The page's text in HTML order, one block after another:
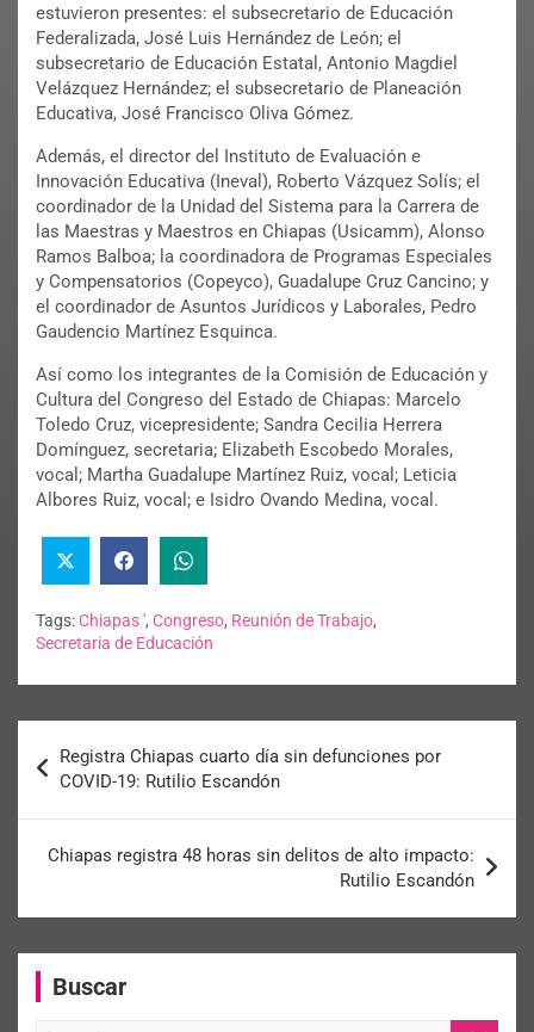
estuvieron presentes: el subsecretario de Educación
Federalizada, José Luis Hernández de León; el
subsecretario de Educación Estatal, Antonio Magdiel
Velázquez Hernández; el subsecretario de Planeación
Educativa, José Francisco Oliva Gómez.
Además, el director del Instituto de Evaluación e
Innovación Educativa (Ineval), Roberto Vázquez Solís; el
coordinador de la Unidad del Sistema para la Carrera de
las Maestras y Maestros en Chiapas (Usicamm), Alonso
Ramos Balboa; la coordinadora de Programas Especiales
y Compensatorios (Copeyco), Guadalupe Cruz Cancino; y
el coordinador de Asuntos Jurídicos y Laborales, Pedro
Gaudencio Martínez Esquinca.
Así como los integrantes de la Comisión de Educación y
Cultura del Congreso del Estado de Chiapas: Marcelo
Toledo Cruz, vicepresidente; Sandra Cecilia Herrera
Domínguez, secretaria; Elizabeth Escobedo Morales,
vocal; Martha Guadalupe Martínez Ruiz, vocal; Leticia
Albores Ruiz, vocal; e Isidro Ovando Medina, vocal.
Tags:Chiapas ', Congreso, Reunión de Trabajo,
Secretaria de Educación
Registra Chiapas cuarto día sin defunciones por
COVID-19: Rutilio Escandón
Chiapas registra 48 horas sin delitos de alto impacto:
Rutilio Escandón
Buscar